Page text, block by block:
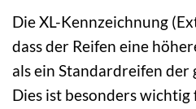
Die XL-Kennzeichnung
dass der Reifen eine
als ein Standardreifen der
Dies ist besonders